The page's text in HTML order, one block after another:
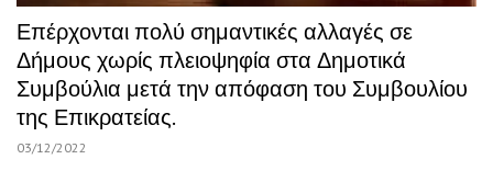
Επέρχονται πολύ σημαντικές αλλαγές σε
Δήμους χωρίς πλειοψηφία στα Δημοτικά
Συμβούλια μετά την απόφαση του Συμβουλίου
της Επικρατείας.
03/12/2022